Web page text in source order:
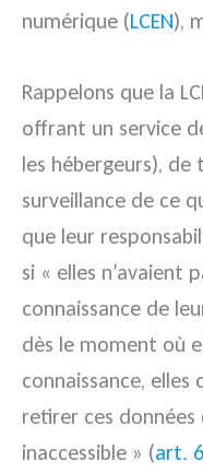
numérique (LCEN),
Rappelons que la
offrant un service
les hébergeurs),
surveillance de ce
que leur
si « elles n’avaient
connaissance de
dès le moment où
connaissance,
retirer ces données
inaccessible » (art.